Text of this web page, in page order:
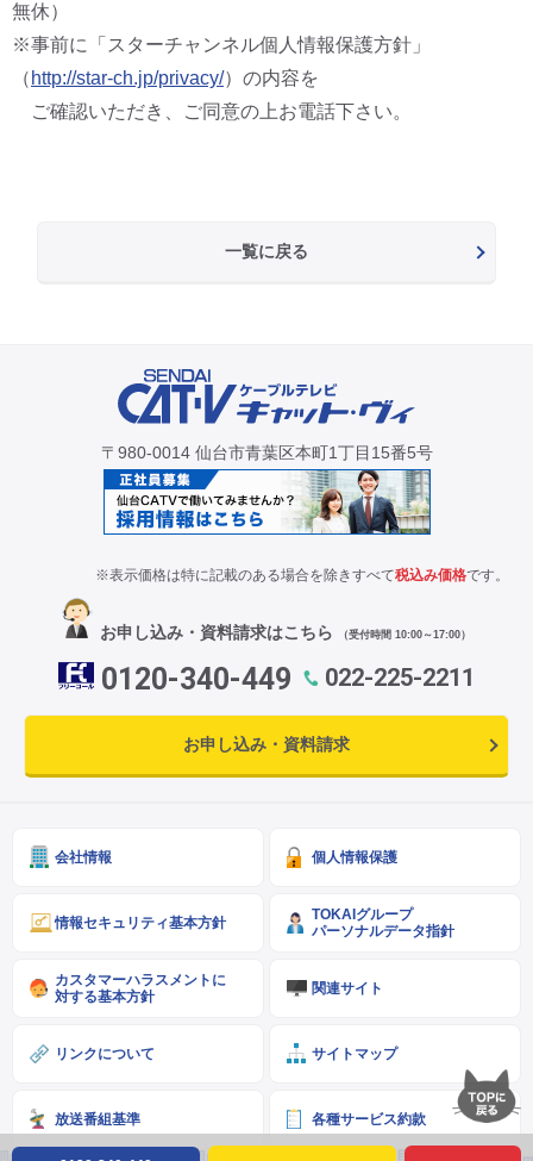
無休）
※事前に「スターチャンネル個人情報保護方針」
（ http://star-ch.jp/privacy/）の内容を
ご確認いただき、ご同意の上お電話下さい。
一覧に戻る
〒980-0014 仙台市青葉区本町1丁目15番5号
※表示価格は特に記載のある場合を除きすべて税込み価格です。
お申し込み・資料請求はこちら （受付時間 10:00～17:00）
0120-340-449 022-225-2211
お申し込み・資料請求
会社情報 個人情報保護
情報セキュリティ基本方針
TOKAIグループ
パーソナルデータ指針
カスタマーハラスメントに
対する基本方針
関連サイト
リンクについて サイトマップ
放送番組基準 各種サービス約款